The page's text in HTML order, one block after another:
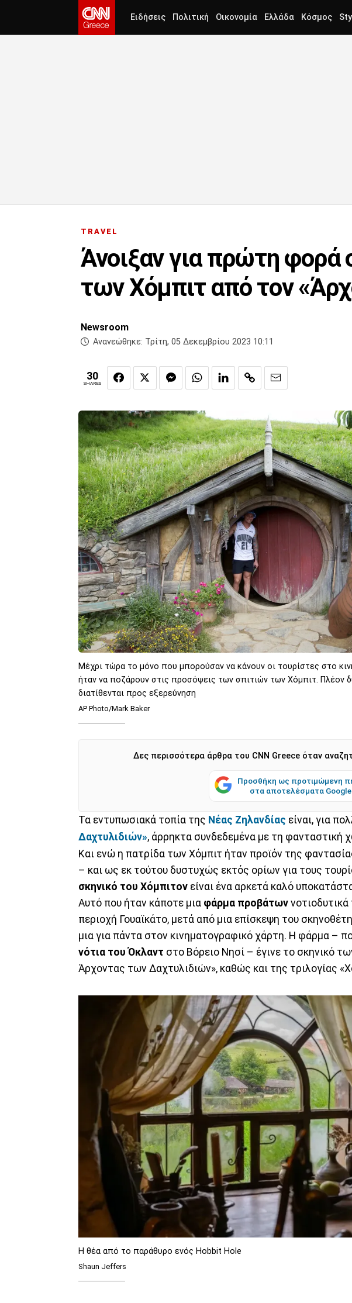
Ειδήσεις Πολιτική Οικονομία Ελλάδα Κόσμος
TRAVEL
Άνοιξαν για πρώτη φορά
των Χόμπιτ από τον
Newsroom
Ανανεώθηκε: Τρίτη, 05 Δεκεμβρίου 2023 10:11
30
SHARES
Μέχρι τώρα το μόνο που μπορούσαν να κάνουν οι τουρίστες στο
ήταν να ποζάρουν στις προσόψεις των σπιτιών των Χόμπιτ.
διατίθενται προς εξερεύνηση
AP Photo/Mark Baker
Δες περισσότερα άρθρα του CNN Greece όταν
Προσθήκη ως προτιμώμενη
στα αποτελέσματα Google
Τα εντυπωσιακά τοπία της Νέας Ζηλανδίας είναι, για
Δαχτυλιδιών», άρρηκτα συνδεδεμένα με τη φανταστική
Και ενώ η πατρίδα των Χόμπιτ ήταν προϊόν της
– και ως εκ τούτου δυστυχώς εκτός ορίων για τους
σκηνικό του Χόμπιτον είναι ένα αρκετά καλό
Αυτό που ήταν κάποτε μια φάρμα προβάτων
περιοχή Γουαϊκάτο, μετά από μια επίσκεψη του
μια για πάντα στον κινηματογραφικό χάρτη. Η φάρμα –
νότια του Όκλαντ στο Βόρειο Νησί – έγινε το σκηνικό
Άρχοντας των Δαχτυλιδιών», καθώς και της τριλογίας
Η θέα από το παράθυρο ενός Hobbit Hole
Shaun Jeffers